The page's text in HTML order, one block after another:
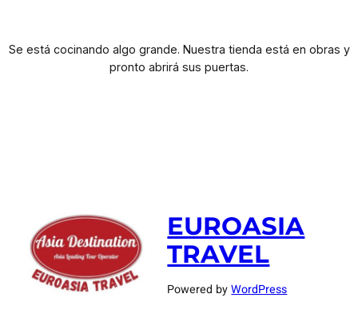
Se está cocinando algo grande. Nuestra tienda está en obras y
pronto abrirá sus puertas.
EUROASIA
TRAVEL
Powered byWordPress